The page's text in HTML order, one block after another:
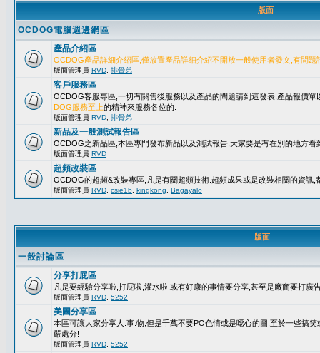
版面
OCDOG電腦週邊網區
產品介紹區
OCDOG產品詳細介紹區,僅放置產品詳細介紹不開放一般使用者發文,有問題
版面管理員 RVD 排骨弟
客戶服務區
OCDOG客服專區,一切有關售後服務以及產品的問題請到這發表,產品報價
DOG服務至上的精神來服務各位的.
版面管理員 RVD 排骨弟
新品及一般測試報告區
OCDOG之新品區,本區專門發布新品以及測試報告,大家要是有在別的地方看
版面管理員 RVD
超頻改裝區
OCDOG的超頻&改裝專區,凡是有關超頻技術.超頻成果或是改裝相關的資訊,
版面管理員 RVD csie1b kingkong Bagayalo
版面
一般討論區
分享打屁區
凡是要經驗分享啦,打屁啦,灌水啦,或有好康的事情要分享,甚至是廠商要打廣
版面管理員 RVD 5252
美圖分享區
本區可讓大家分享人.事.物,但是千萬不要PO色情或是噁心的圖,至於一些搞
嚴處分!
版面管理員 RVD 5252